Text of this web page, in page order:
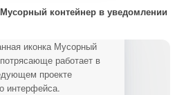
контейнер в уведомлении
иконка Мусорный
работает в
проекте
интерфейса.